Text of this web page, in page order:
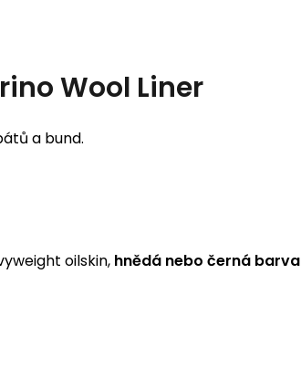
Wool Liner
a bund.
oilskin, hnědá nebo černá barva